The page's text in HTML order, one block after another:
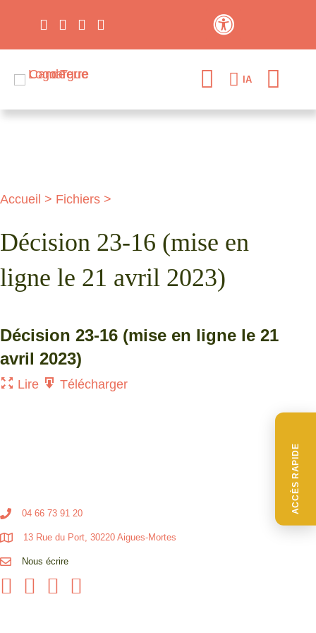
ACCÈS RAPIDE
IA
Accueil > Fichiers >
Décision 23-16 (mise en
ligne le 21 avril 2023)
Décision 23-16 (mise en ligne le 21
avril 2023)
Lire Télécharger
04 66 73 91 20
13 Rue du Port, 30220 Aigues-Mortes
Nous écrire